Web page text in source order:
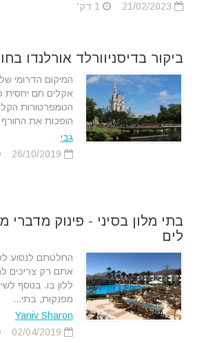
ביקור בדיסניוורלד אורלנדו
המיקום הדרומי
אקלים חם יחסית
הטמפרטורות
הופכות את החורף
גבי
בתי מלון בסיני - פינוק מדברי
לים
החלטתם לנסוע
אתם רק צריכים
ללון בו. בנוסף
מפנקות, בתי...
Yaniv Sharon